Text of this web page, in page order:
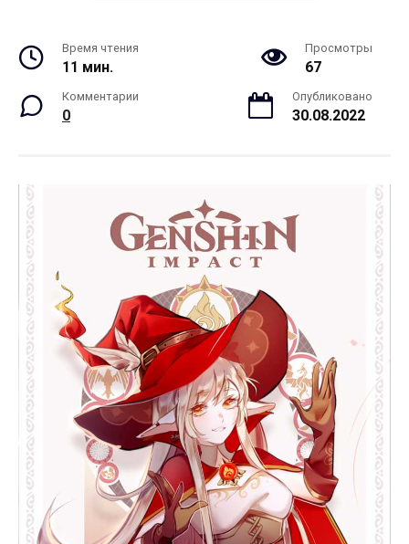
Время чтения
11 мин.
Просмотры
67
Комментарии
0
Опубликовано
30.08.2022